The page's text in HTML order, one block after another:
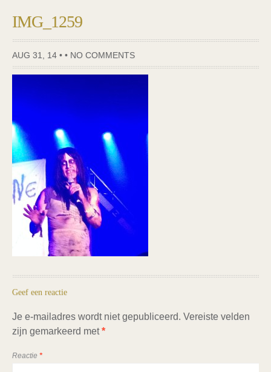
IMG_1259
AUG 31, 14 • • NO COMMENTS
Geef een reactie
Je e-mailadres wordt niet gepubliceerd. Vereiste velden
zijn gemarkeerd met*
Reactie *